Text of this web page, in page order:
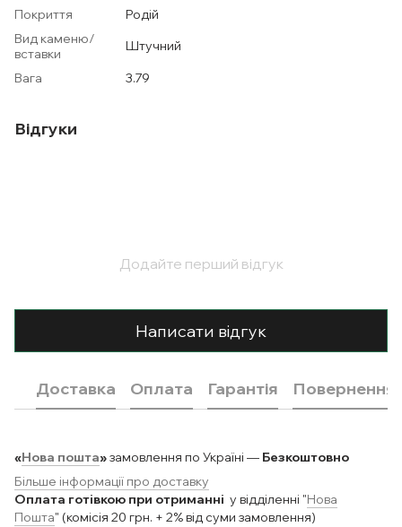
Покриття
Родій
Вид каменю/
вставки
Штучний
Вага
3.79
Відгуки
Додайте перший відгук
Написати відгук
Доставка Оплата Гарантія Повернення
«Нова пошта»замовлення по Україні — Безкоштовно
Більше інформації про доставку
Оплата готівкою при отриманні у відділенні "Нова
Пошта" (комісія 20 грн. + 2% від суми замовлення)